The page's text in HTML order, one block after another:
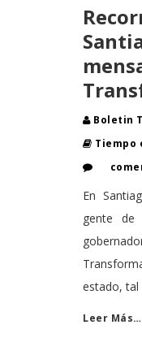
Boletin
Tiempo
En
gente de
estado, tal
Leer Más…